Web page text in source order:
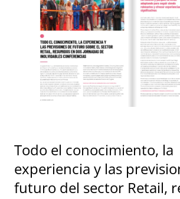
Todo el conocimiento, la
experiencia y las
futuro del sector Retail,